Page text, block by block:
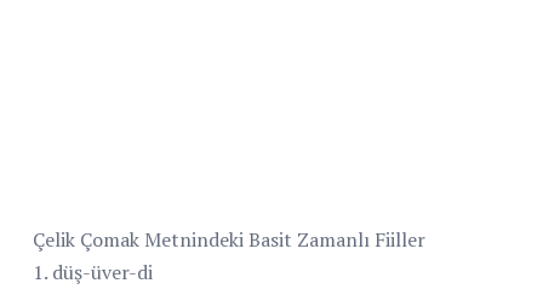
Çelik Çomak Metnindeki Basit Zamanlı Fiiller
1. düş-üver-di